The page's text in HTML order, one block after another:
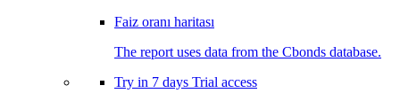
Faiz oranı haritası
The report uses data from the Cbonds database.
Try in 7 days Trial access